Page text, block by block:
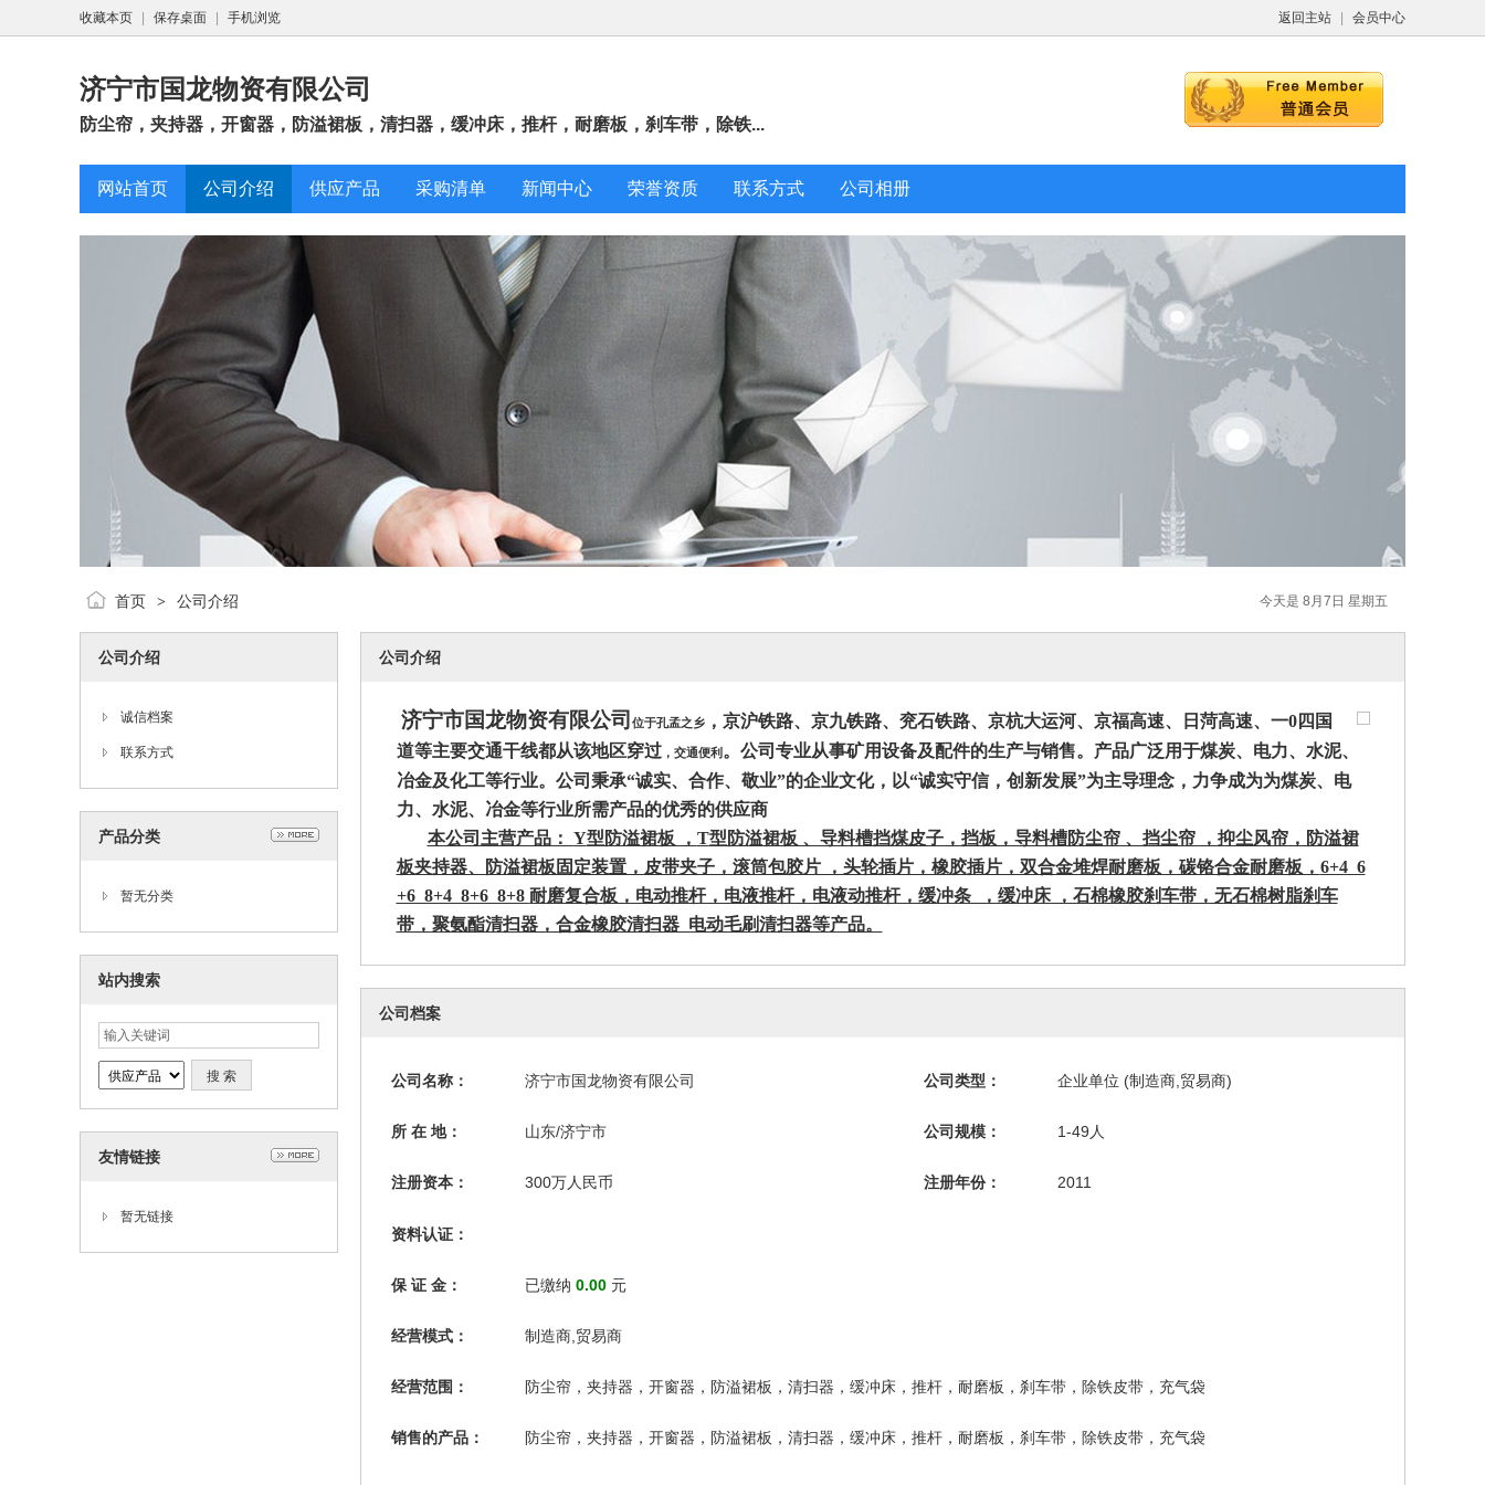
返回主站 会员中心
收藏本页 保存桌面 手机浏览
济宁市国龙物资有限公司
防尘帘，夹持器，开窗器，防溢裙板，清扫器，缓冲床，推杆，耐磨板，刹车带，除铁...
网站首页 公司介绍 供应产品 采购清单 新闻中心 荣誉资质 联系方式 公司相册
今天是 8月7日 星期五
首页 > 公司介绍
公司介绍
诚信档案
联系方式
产品分类
暂无分类
站内搜索
友情链接
暂无链接
公司介绍
济宁市国龙物资有限公司 位于孔孟之乡，京沪铁路、京九铁路、兖石铁路、京杭大运河、京福高速、日菏高速、一0四国
道等主要交通干线都从该地区穿过 ，交通便利 。公司专业从事矿用设备及配件的生产与销售。产品广泛用于煤炭、电力、水泥、
冶金及化工等行业。公司秉承“诚实、合作、敬业”的企业文化，以“诚实守信，创新发展”为主导理念，力争成为为煤炭、电
力、水泥、冶金等行业所需产品的优秀的供应商
本公司主营产品： Y型防溢裙板 ， T型防溢裙板 、导料槽挡煤皮子，挡板，导料槽防尘帘 、挡尘帘 ，抑尘风帘，防溢裙
板夹持器、防溢裙板固定装置，皮带夹子，滚筒包胶片 ，头轮插片，橡胶插片，双合金堆焊耐磨板，碳铬合金耐磨板， 6+4 6
+6 8+4 8+6 8+8 耐磨复合板，电动推杆，电液推杆，电液动推杆，缓冲条 ，缓冲床 ，石棉橡胶刹车带，无石棉树脂刹车
带，聚氨酯清扫器，合金橡胶清扫器 电动毛刷清扫器等产品。
公司档案
公司名称： 济宁市国龙物资有限公司 公司类型： 企业单位 (制造商,贸易商)
所 在 地： 山东/济宁市 公司规模： 1-49人
注册资本： 300万人民币 注册年份： 2011
资料认证：
保 证 金： 已缴纳 0.00 元
经营模式： 制造商,贸易商
经营范围： 防尘帘，夹持器，开窗器，防溢裙板，清扫器，缓冲床，推杆，耐磨板，刹车带，除铁皮带，充气袋
销售的产品： 防尘帘，夹持器，开窗器，防溢裙板，清扫器，缓冲床，推杆，耐磨板，刹车带，除铁皮带，充气袋